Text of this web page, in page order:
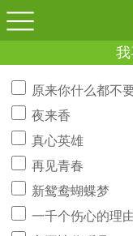
我
原来你什么都不
夜来香
真心英雄
再见青春
新鸳鸯蝴蝶梦
一千个伤心的理